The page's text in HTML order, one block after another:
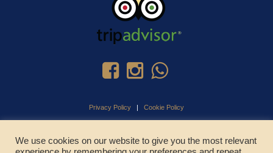
Privacy Policy | Cookie Policy
We use cookies on our website to give you the most relevant